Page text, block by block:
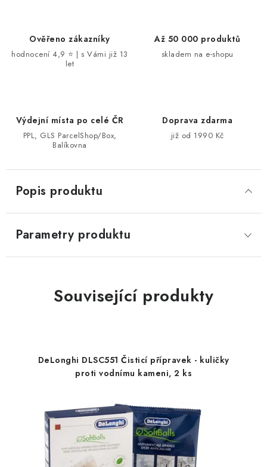
Ověřeno zákazníky
hodnocení 4,9 ⭐ | s Vámi již 13
let
Až 50 000 produktů
skladem na e-shopu
Výdejní místa po celé ČR
PPL, GLS ParcelShop/Box,
Balíkovna
Doprava zdarma
již od 1990 Kč
Popis produktu
Parametry produktu
Související produkty
DeLonghi DLSC551 Čisticí přípravek - kuličky
proti vodnímu kameni, 2 ks